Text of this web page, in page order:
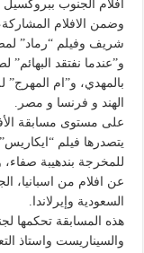
افلام الجنوب
شريف وفيلم “رماد”
و”عندما نفتقد
بالمهدي، و”ام المهرج”
الهند و فرنسا و مصر.
يتصدرها فيلم
للمخرجة بندهيبة
عن افلام من اسبانيا،
السعودية وإيرلاندا.
هذه المسابقة تحكمها
والسيناريست واستاذ